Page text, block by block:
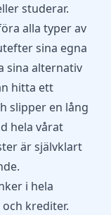
studerar.
alla typer av
sina egna
sina alternativ
hitta ett
slipper en lång
hela vårat
är självklart
i hela
krediter.